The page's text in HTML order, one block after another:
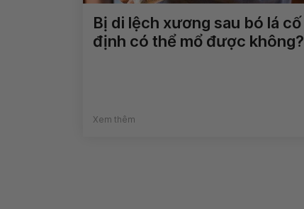
Bị di lệch xương sau bó lá cố
định có thể mổ được không?
Xem thêm